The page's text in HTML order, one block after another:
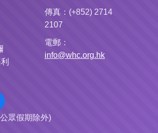
傳真：(+852) 2714
2107
電郵：
info@whc.org.hk
眾假期除外)